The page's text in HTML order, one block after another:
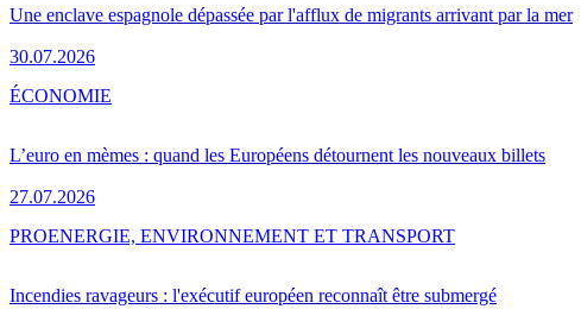
Une enclave espagnole dépassée par l'afflux de migrants arrivant par la mer
30.07.2026
L’euro en mèmes : quand les Européens détournent les nouveaux billets
27.07.2026
ÉCONOMIE
Incendies ravageurs : l'exécutif européen reconnaît être submergé
PROENERGIE, ENVIRONNEMENT ET TRANSPORT